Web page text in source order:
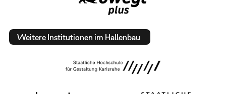
Weitere Institutionen im Hallenbau